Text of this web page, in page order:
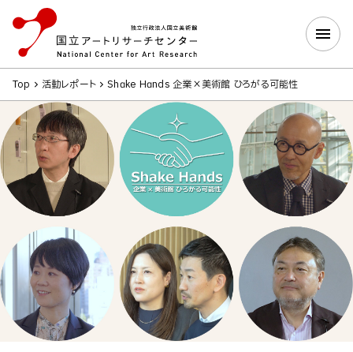
Top 活動レポート Shake Hands 企業×美術館 ひろがる可能性